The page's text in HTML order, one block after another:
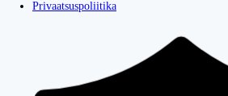
Privaatsuspoliitika